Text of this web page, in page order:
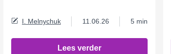
I. Melnychuk 11.06.26 5 min
Lees verder